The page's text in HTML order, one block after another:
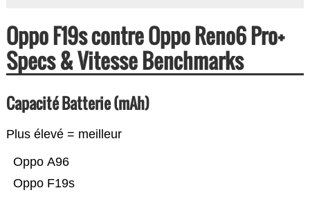
Oppo F19s contre Oppo Reno6 Pro+
Specs & Vitesse Benchmarks
Capacité Batterie (mAh)
Plus élevé = meilleur
Oppo F19s
Oppo A96